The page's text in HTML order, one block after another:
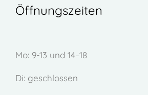
Öffnungszeiten
Mo: 9-13 und 14–18
Di: geschlossen